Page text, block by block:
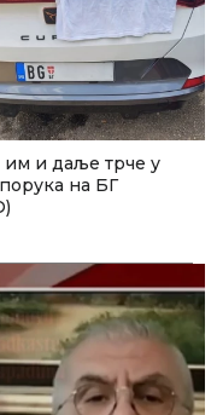
им и даље трче у
на БГ